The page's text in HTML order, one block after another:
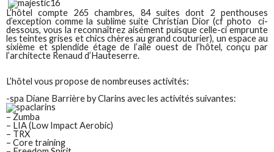
L’hôtel compte 265 chambres, 84 suites dont 2 penthouses
d’exception comme la sublime suite Christian Dior (cf photo ci-
dessous, vous la reconnaîtrez aisément puisque celle-ci emprunte
les teintes grises et chics chères au grand couturier), un espace au
sixième et splendide étage de l’aile ouest de l’hôtel, conçu par
l’architecte Renaud d’Hauteserre.
L’hôtel vous propose de nombreuses activités:
-spa Diane Barrière by Clarins avec les activités suivantes:
– Zumba
– LIA (Low Impact Aerobic)
– TRX
– Core training